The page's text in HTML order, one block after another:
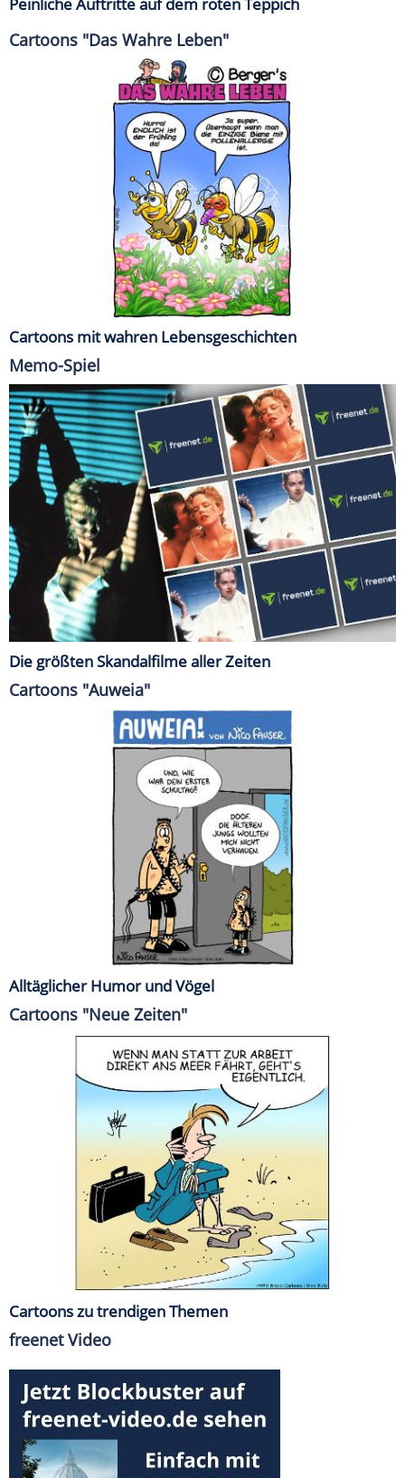
Peinliche Auftritte auf dem roten Teppich
Cartoons "Das Wahre Leben"
Cartoons mit wahren Lebensgeschichten
Memo-Spiel
Die größten Skandalfilme aller Zeiten
Cartoons "Auweia"
Alltäglicher Humor und Vögel
Cartoons "Neue Zeiten"
Cartoons zu trendigen Themen
freenet Video